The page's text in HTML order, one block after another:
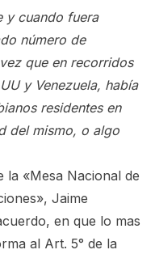
y cuando fuera
número de
que en recorridos
y Venezuela, había
residentes en
del mismo, o algo
«Mesa Nacional de
Jaime
en que lo mas
al Art. 5° de la